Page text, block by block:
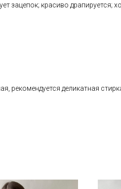
зацепок; красиво
деликатная